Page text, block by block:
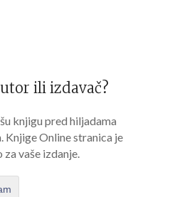
ili izdavač?
knjigu pred hiljadama
Knjige Online stranica je
za vaše izdanje.